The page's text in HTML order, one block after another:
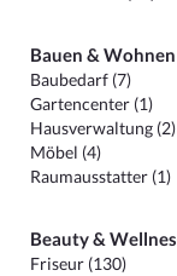
Bauen &
Baubedarf (7)
Gartencenter (1)
Hausverwaltung (2)
Möbel (4)
Raumausstatter (1)
Beauty &
Friseur (130)